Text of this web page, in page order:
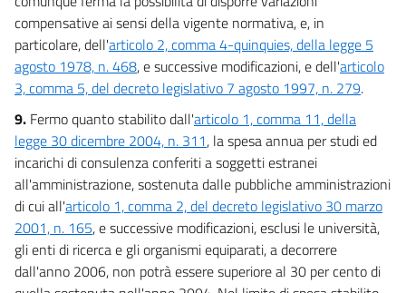
compensative ai sensi della vigente normativa, e, in
particolare, dell'articolo 2, comma 4-quinquies, della legge 5
agosto 1978, n. 468, e successive modificazioni, e dell'articolo
3, comma 5, del decreto legislativo 7 agosto 1997, n. 279.
9. Fermo quanto stabilito dall'articolo 1, comma 11, della
legge 30 dicembre 2004, n. 311, la spesa annua per studi ed
incarichi di consulenza conferiti a soggetti estranei
all'amministrazione, sostenuta dalle pubbliche amministrazioni
di cui all'articolo 1, comma 2, del decreto legislativo 30 marzo
2001, n. 165, e successive modificazioni, esclusi le università,
gli enti di ricerca e gli organismi equiparati, a decorrere
dall'anno 2006, non potrà essere superiore al 30 per cento di